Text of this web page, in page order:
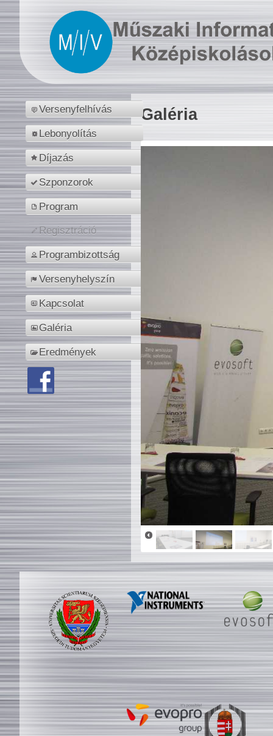
Versenyfelhívás
Lebonyolítás
Díjazás
Szponzorok
Program
Regisztráció
Programbizottság
Versenyhelyszín
Kapcsolat
Galéria
Eredmények
Galéria